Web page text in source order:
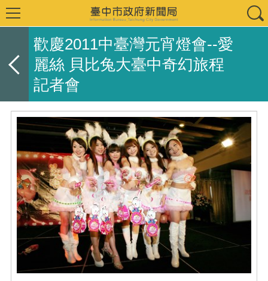
歡慶2011中臺灣元宵燈會--愛
麗絲 貝比兔大臺中奇幻旅程
記者會